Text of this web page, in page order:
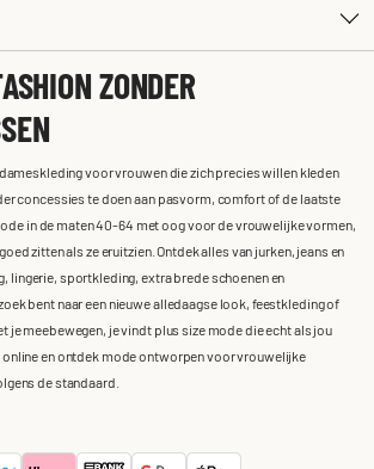
ZONDER
voor vrouwen die zich precies willen kleden
concessies te doen aan pasvorm, comfort of de laatste
in de maten 40-64 met oog voor de vrouwelijke vormen,
zitten als ze eruitzien. Ontdek alles van jurken, jeans en
lingerie, sportkleding, extra brede schoenen en
bent naar een nieuwe alledaagse look, feestkleding of
je meebewegen, je vindt plus size mode die echt als jou
en ontdek mode ontworpen voor vrouwelijke
de standaard.